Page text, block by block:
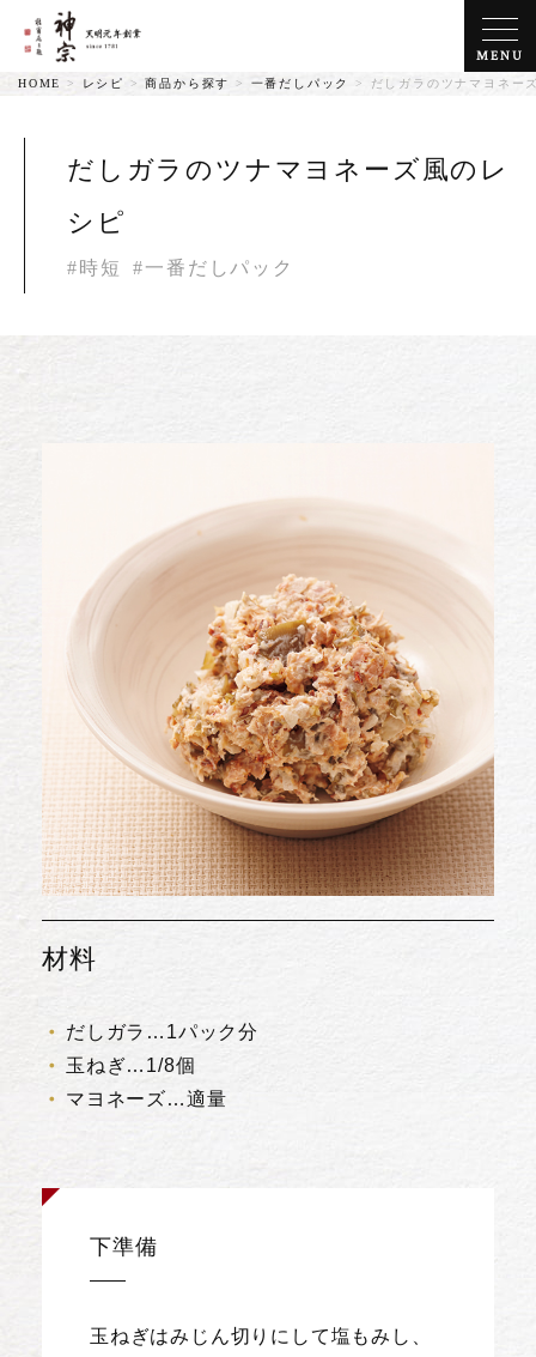
MENU
HOME > レシピ >商品から探す > 一番だしパック > だしガラのツナマヨネー
だしガラのツナマヨネーズ風のレ
シピ
#時短 #一番だしパック
材料
だしガラ…1パック分
玉ねぎ…1/8個
マヨネーズ…適量
下準備
玉ねぎはみじん切りにして塩もみし、